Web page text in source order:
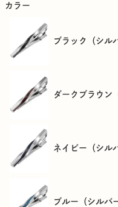
カラー
ブラック（シル
ダークブラウン
ネイビー（シル
ブルー（シルバ